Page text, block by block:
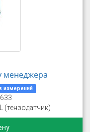
менеджера
измерений
(тензодатчик)